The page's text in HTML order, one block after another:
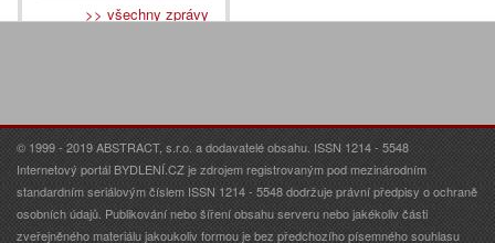
>> všechny zprávy
© 1999 - 2019 ABSTRACT, s.r.o. a dodavatelé obsahu. ISSN 1214 - 5548
Internetový portál BYDLENÍ.CZ je zdrojem registrovaným pod mezinárodním
standardním seriálovým číslem ISSN 1214 - 5548 dodržuje právní předpisy o ochraně
osobních údajů. Publikování nebo šíření obsahu serveru nebo jakékoliv části
zveřejněného materiálu jakoukoliv formou je bez předchozího písemného souhlasu